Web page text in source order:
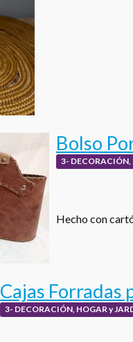
Bolso
3- DECORACIÓN,
Hecho con
Cajas Forradas
3- DECORACIÓN, HOGAR y